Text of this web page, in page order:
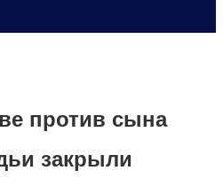
против сына
закрыли